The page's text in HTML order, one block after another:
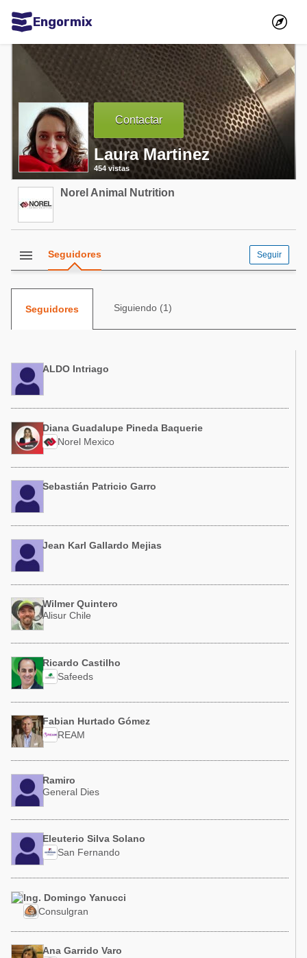
Engormix
Comunidades en español
Agricultura
Balanceados - Piensos
Avicultura
Ganadería
Lechería
Micotoxinas
Porcicultura
Mascotas
Acuacultura
Avicultura
Porcicultura
Lechería
Balanceados - Piensos
Avicultura
Ganadería
Lechería
Contactar
Laura Martinez
454 vistas
Norel Animal Nutrition
menu Seguidores Seguir
Seguidores Siguiendo (1)
ALDO Intriago
Diana Guadalupe Pineda Baquerie
Norel Mexico
Sebastián Patricio Garro
Jean Karl Gallardo Mejias
Wilmer Quintero
Alisur Chile
Ricardo Castilho
Safeeds
Fabian Hurtado Gómez
REAM
Ramiro
General Dies
Eleuterio Silva Solano
San Fernando
Ing. Domingo Yanucci
Consulgran
Ana Garrido Varo